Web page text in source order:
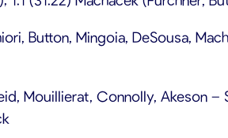
Button, Mingoia, DeSousa,
Mouillierat, Connolly, Akeson